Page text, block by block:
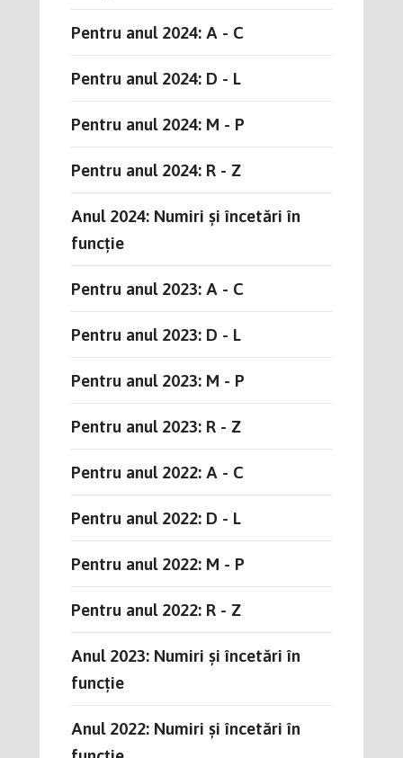
Pentru anul 2024: A - C
Pentru anul 2024: D - L
Pentru anul 2024: M - P
Pentru anul 2024: R - Z
Anul 2024: Numiri și încetări în
funcție
Pentru anul 2023: A - C
Pentru anul 2023: D - L
Pentru anul 2023: M - P
Pentru anul 2023: R - Z
Pentru anul 2022: A - C
Pentru anul 2022: D - L
Pentru anul 2022: M - P
Pentru anul 2022: R - Z
Anul 2023: Numiri și încetări în
funcție
Anul 2022: Numiri și încetări în